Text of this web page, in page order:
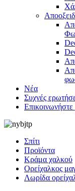
Νέα
Συχνές
Επικοινωνήστε
Σπίτι
Προϊόντα
Κράμα χαλκού
Ορείχαλκος
Λωρίδα